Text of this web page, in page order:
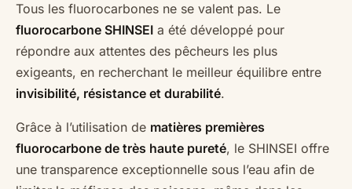
Tous les fluorocarbones ne se valent pas. Le
fluorocarbone SHINSEI a été développé pour
répondre aux attentes des pêcheurs les plus
exigeants, en recherchant le meilleur équilibre entre
invisibilité, résistance et durabilité.
Grâce à l’utilisation de matières premières
fluorocarbone de très haute pureté, le SHINSEI offre
une transparence exceptionnelle sous l’eau afin de